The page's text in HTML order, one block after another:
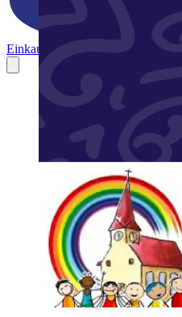
Einkaufen & Gutes tun Geld